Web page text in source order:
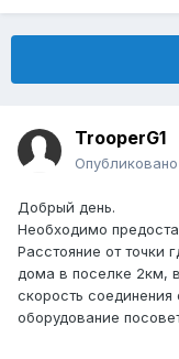
TrooperG1
Опубликовано
Добрый день.
Необходимо
Расстояние от точки
дома в поселке 2км,
скорость соединения
оборудование